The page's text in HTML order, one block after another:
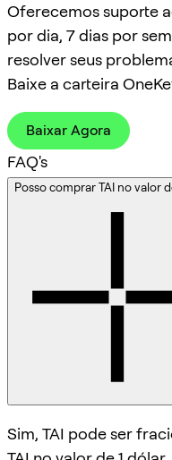
Oferecemos suporte
por dia, 7 dias por
resolver seus
Baixe a carteira
Baixar Agora
FAQ's
Posso comprar TAI no valor
Sim, TAI pode ser